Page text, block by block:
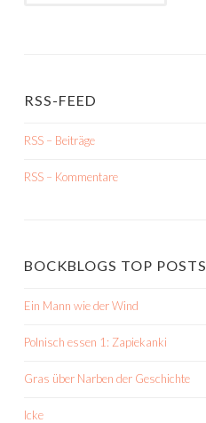
RSS-FEED
RSS – Beiträge
RSS – Kommentare
BOCKBLOGS TOP POSTS
Ein Mann wie der Wind
Polnisch essen 1: Zapiekanki
Gras über Narben der Geschichte
Icke